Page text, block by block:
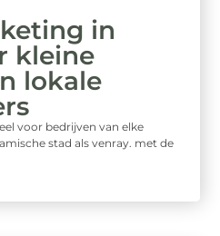
in
kleine
lokale
voor bedrijven van elke
stad als venray. met de